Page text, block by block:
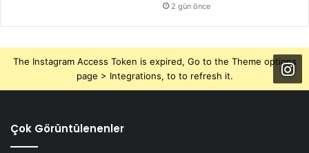
2 gün önce
The Instagram Access Token is expired, Go to the Theme options
page > Integrations, to to refresh it.
Çok Görüntülenenler